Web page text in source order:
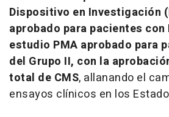
Dispositivo en Investigación
aprobado para pacientes con
estudio PMA aprobado para
del Grupo II, con la
total de CMS, allanando el
ensayos clínicos en los